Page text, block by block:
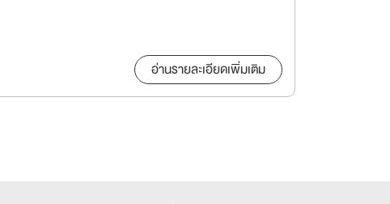
อ่านรายละเอียดเพิ่มเติม